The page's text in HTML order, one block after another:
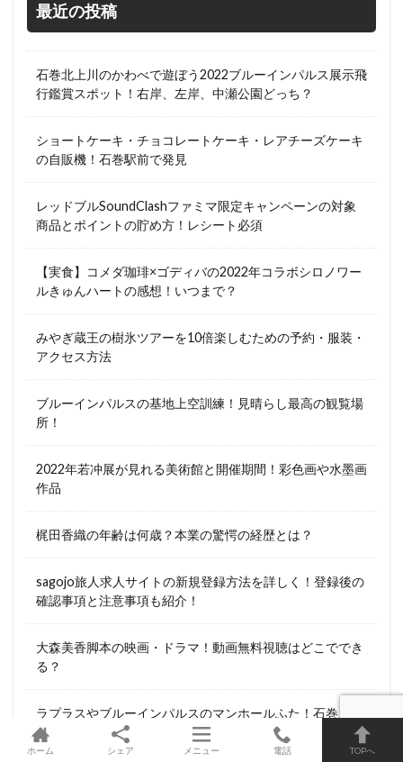
最近の投稿
石巻北上川のかわべで遊ぼう2022ブルーインパルス展示飛
行鑑賞スポット！右岸、左岸、中瀬公園どっち？
ショートケーキ・チョコレートケーキ・レアチーズケーキ
の自販機！石巻駅前で発見
レッドブルSoundClashファミマ限定キャンペーンの対象
商品とポイントの貯め方！レシート必須
【実食】コメダ珈琲×ゴディバの2022年コラボシロノワー
ルきゅんハートの感想！いつまで？
みやぎ蔵王の樹氷ツアーを10倍楽しむための予約・服装・
アクセス方法
ブルーインパルスの基地上空訓練！見晴らし最高の観覧場
所！
2022年若冲展が見れる美術館と開催期間！彩色画や水墨画
作品
梶田香織の年齢は何歳？本業の驚愕の経歴とは？
sagojo旅人求人サイトの新規登録方法を詳しく！登録後の
確認事項と注意事項も紹介！
大森美香脚本の映画・ドラマ！動画無料視聴はどこででき
る？
ラプラスやブルーインパルスのマンホールふた！石巻・女
川・東松島
ホーム シェア メニュー 電話 TOPへ